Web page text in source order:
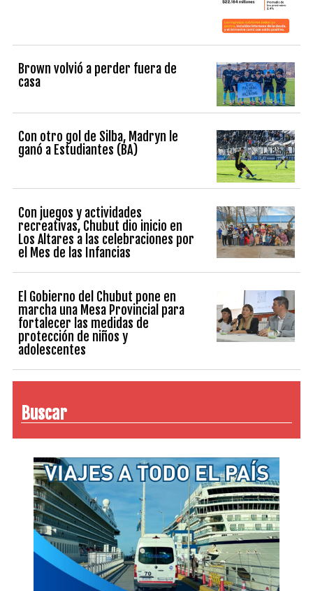
Brown volvió a perder fuera de
casa
Con otro gol de Silba, Madryn le
ganó a Estudiantes (BA)
Con juegos y actividades
recreativas, Chubut dio inicio en
Los Altares a las celebraciones por
el Mes de las Infancias
El Gobierno del Chubut pone en
marcha una Mesa Provincial para
fortalecer las medidas de
protección de niños y
adolescentes
Buscar